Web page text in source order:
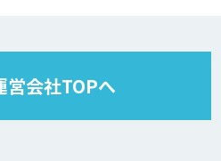
営会社TOPへ